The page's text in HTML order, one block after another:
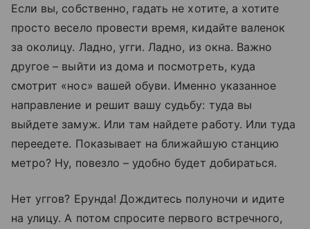
Если вы, собственно, гадать не хотите, а хотите
просто весело провести время, кидайте валенок
за околицу. Ладно, угги. Ладно, из окна. Важно
другое – выйти из дома и посмотреть, куда
смотрит «нос» вашей обуви. Именно указанное
направление и решит вашу судьбу: туда вы
выйдете замуж. Или там найдете работу. Или туда
переедете. Показывает на ближайшую станцию
метро? Ну, повезло – удобно будет добираться.
Нет уггов? Ерунда! Дождитесь полуночи и идите
на улицу. А потом спросите первого встречного,